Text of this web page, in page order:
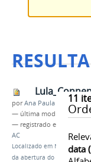
11
data
porAna Paula Batista
— última modificação01/
— registrado em:
AC
Localizado em Notícias /
da abertura do X Connepi